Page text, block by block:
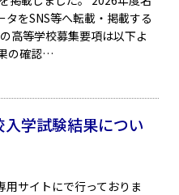
をSNS等へ転載・掲載する
高等学校募集要項は以下よ
の確認
学試験結果につい
サイトにで行っておりま